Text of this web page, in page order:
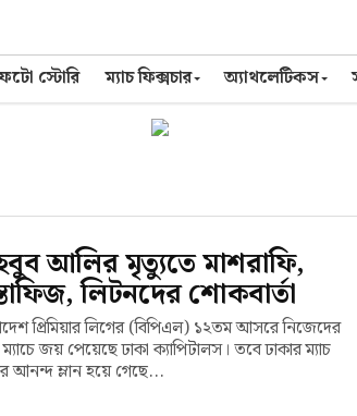
ফটো স্টোরি ম্যাচ ফিক্সচার অ্যাথলেটিকস
আলির মৃত্যুতে মাশরাফি,
লিটনদের শোকবার্তা
প্রিমিয়ার লিগের (বিপিএল) ১২তম আসরে নিজেদের
জয় পেয়েছে ঢাকা ক্যাপিটালস। তবে ঢাকার ম্যাচ
আনন্দ ম্লান হয়ে গেছে...